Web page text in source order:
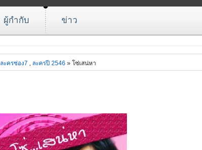
ผู้กำกับ ข่าว
ละครช่อง7 , ละครปี 2546 » โซ่เสน่หา